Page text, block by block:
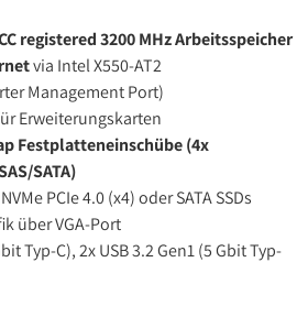
registered 3200 MHz Arbeitsspeicher
via Intel X550-AT2
Management Port)
Erweiterungskarten
Festplatteneinschübe (4x
SATA)
PCIe 4.0 (x4) oder SATA SSDs
über VGA-Port
Typ-C), 2x USB 3.2 Gen1 (5 Gbit Typ-